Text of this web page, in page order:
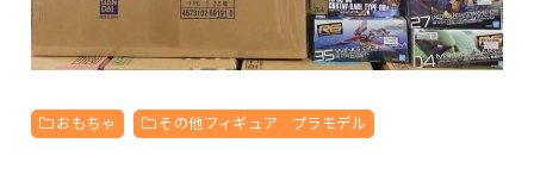
おもちゃ その他フィギュア プラモデル